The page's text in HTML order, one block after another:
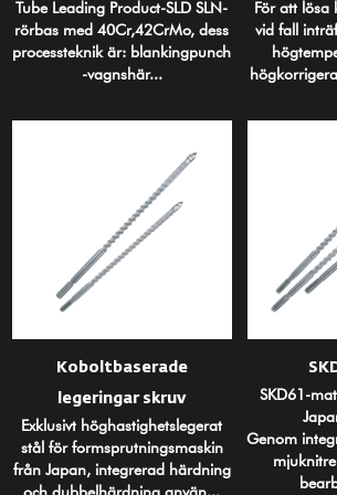
Tube Leading Product-SLD SLN-
rörbas med 40Cr,42CrMo, dess
processteknik är: blankingpunch
-vagnshär...
För att lösa
vid fall
Koboltbaserade
legeringar skruv
Exklusivt höghastighetslegerat
stål för formsprutningsmaskin
från Japan, integrerad härdning
och dubbelhärdning använ...
SKD61-
Genom